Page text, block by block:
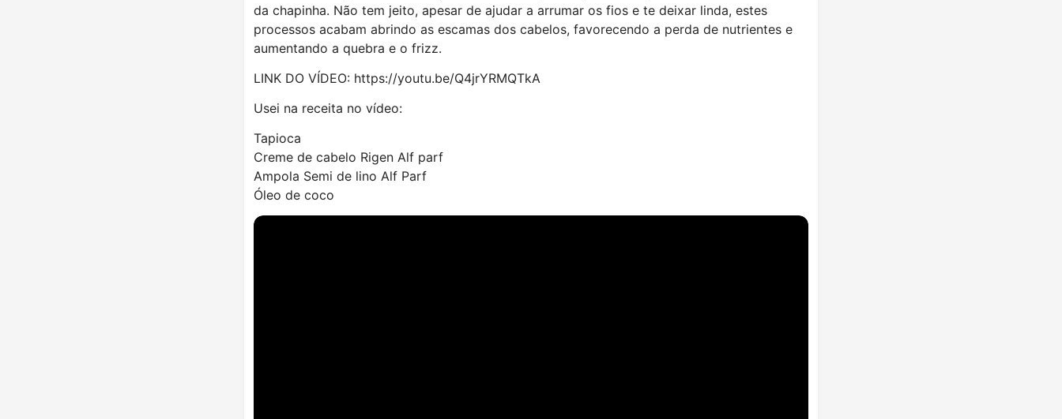
da chapinha. Não tem jeito, apesar de ajudar a arrumar os fios e te deixar linda, estes
processos acabam abrindo as escamas dos cabelos, favorecendo a perda de nutrientes e
aumentando a quebra e o frizz.
LINK DO VÍDEO: https://youtu.be/Q4jrYRMQTkA
Usei na receita no vídeo:
Tapioca
Creme de cabelo Rigen Alf parf
Ampola Semi de lino Alf Parf
Óleo de coco